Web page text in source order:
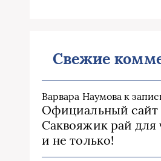
Свежие
Варвара Наумова к
Официальный сайт
Саквояжик рай для
и не только!